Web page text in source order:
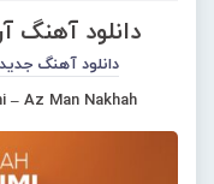
دانلود آهنگ
دانلود آهنگ جدید
– Az Man Nakhah